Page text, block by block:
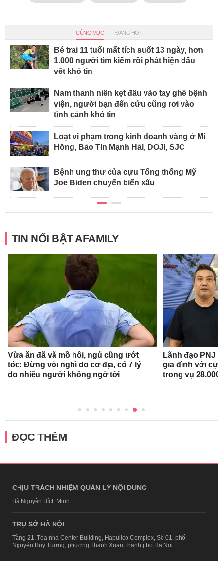
CÙNG MỤC ĐANG HOT
Bé trai 11 tuổi mất tích suốt 13 ngày, hơn
1.000 người tìm kiếm rồi phát hiện dấu
vết khó tin
Nam thanh niên kẹt đầu vào tay ghế bệnh
viện, người bạn đến cứu cũng rơi vào
tình cảnh khó tin
Loạt vi phạm trong kinh doanh vàng ở Mi
Hồng, Bảo Tín Mạnh Hải, DOJI, SJC
Bệnh ung thư của cựu Tổng thống Mỹ
Joe Biden chuyển biến xấu
TIN NỔI BẬT AFAMILY
Vừa ăn đã vã mồ hôi, ngủ cũng ướt
tóc: Đừng vội nghĩ do cơ địa, có 7 lý
do nhiều người không ngờ tới
Lãnh đạo
gia đình với
trong vụ
ĐỌC THÊM
CHỊU TRÁCH NHIỆM QUẢN LÝ NỘI DUNG
Bà Nguyễn Bích Minh
TRỤ SỞ HÀ NỘI
Tầng 21, Tòa nhà Center Building, Hapulico Complex, Số 01, phố
Nguyễn Huy Tưởng, phường Thanh Xuân, thành phố Hà Nội